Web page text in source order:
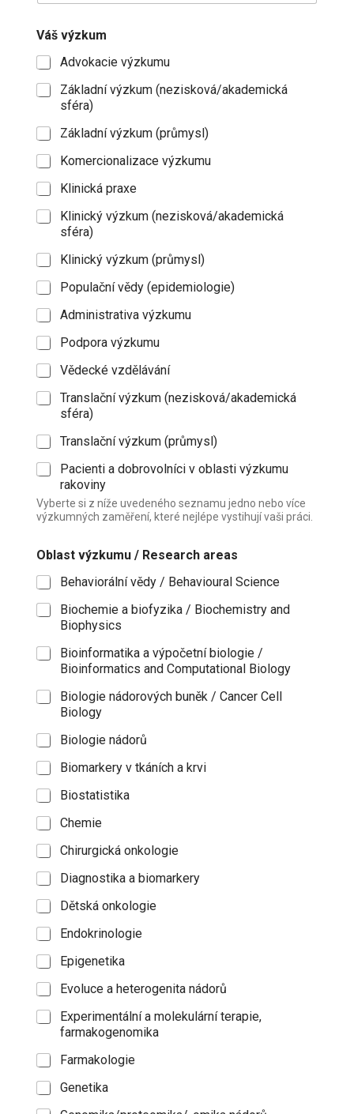
Váš výzkum
Advokacie výzkumu
Základní výzkum (nezisková/akademická
sféra)
Základní výzkum (průmysl)
Komercionalizace výzkumu
Klinická praxe
Klinický výzkum (nezisková/akademická
sféra)
Klinický výzkum (průmysl)
Populační vědy (epidemiologie)
Administrativa výzkumu
Podpora výzkumu
Vědecké vzdělávání
Translační výzkum (nezisková/akademická
sféra)
Translační výzkum (průmysl)
Pacienti a dobrovolníci v oblasti výzkumu
rakoviny
Vyberte si z níže uvedeného seznamu jedno nebo více
výzkumných zaměření, které nejlépe vystihují vaši práci.
Oblast výzkumu / Research areas
Behaviorální vědy / Behavioural Science
Biochemie a biofyzika / Biochemistry and
Biophysics
Bioinformatika a výpočetní biologie /
Bioinformatics and Computational Biology
Biologie nádorových buněk / Cancer Cell
Biology
Biologie nádorů
Biomarkery v tkáních a krvi
Biostatistika
Chemie
Chirurgická onkologie
Diagnostika a biomarkery
Dětská onkologie
Endokrinologie
Epigenetika
Evoluce a heterogenita nádorů
Experimentální a molekulární terapie,
farmakogenomika
Farmakologie
Genetika